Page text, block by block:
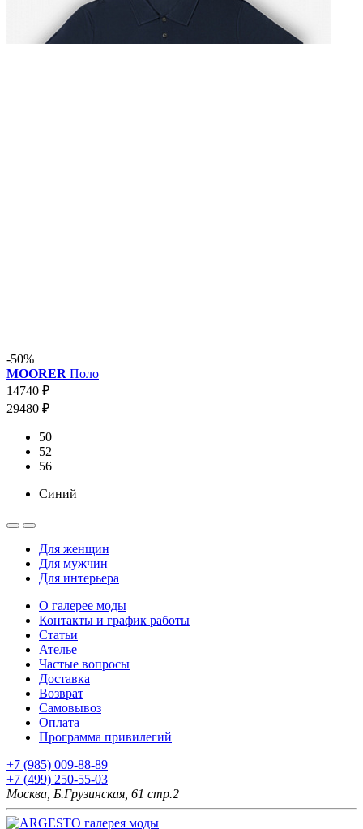
-50%
MOORER Поло
14740 ₽
29480 ₽
50
52
56
Синий
Для женщин
Для мужчин
Для интерьера
О галерее моды
Контакты и график работы
Статьи
Ателье
Частые вопросы
Доставка
Возврат
Самовывоз
Оплата
Программа привилегий
+7 (985) 009-88-89
+7 (499) 250-55-03
Москва, Б.Грузинская, 61 стр.2